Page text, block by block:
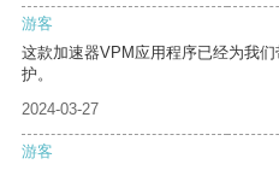
游客
这款加速器VPM应用程序已经为我
护。
2024-03-27
游客